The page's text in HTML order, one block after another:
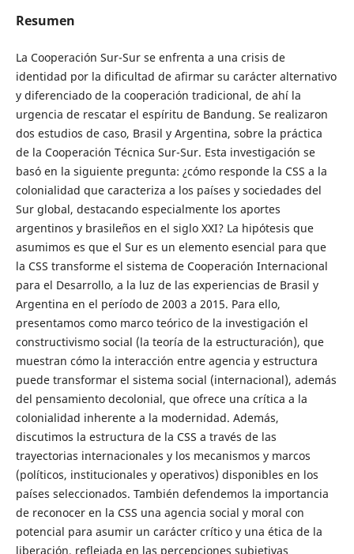
Resumen
La Cooperación Sur-Sur se enfrenta a una crisis de
identidad por la dificultad de afirmar su carácter alternativo
y diferenciado de la cooperación tradicional, de ahí la
urgencia de rescatar el espíritu de Bandung. Se realizaron
dos estudios de caso, Brasil y Argentina, sobre la práctica
de la Cooperación Técnica Sur-Sur. Esta investigación se
basó en la siguiente pregunta: ¿cómo responde la CSS a la
colonialidad que caracteriza a los países y sociedades del
Sur global, destacando especialmente los aportes
argentinos y brasileños en el siglo XXI? La hipótesis que
asumimos es que el Sur es un elemento esencial para que
la CSS transforme el sistema de Cooperación Internacional
para el Desarrollo, a la luz de las experiencias de Brasil y
Argentina en el período de 2003 a 2015. Para ello,
presentamos como marco teórico de la investigación el
constructivismo social (la teoría de la estructuración), que
muestran cómo la interacción entre agencia y estructura
puede transformar el sistema social (internacional), además
del pensamiento decolonial, que ofrece una crítica a la
colonialidad inherente a la modernidad. Además,
discutimos la estructura de la CSS a través de las
trayectorias internacionales y los mecanismos y marcos
(políticos, institucionales y operativos) disponibles en los
países seleccionados. También defendemos la importancia
de reconocer en la CSS una agencia social y moral con
potencial para asumir un carácter crítico y una ética de la
liberación, reflejada en las percepciones subjetivas